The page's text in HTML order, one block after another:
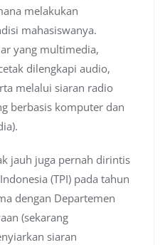
melakukan
mahasiswanya.
yang multimedia,
dilengkapi audio,
melalui siaran radio
berbasis komputer dan
jauh juga pernah dirintis
(TPI) pada tahun
dengan Departemen
(sekarang
siaran